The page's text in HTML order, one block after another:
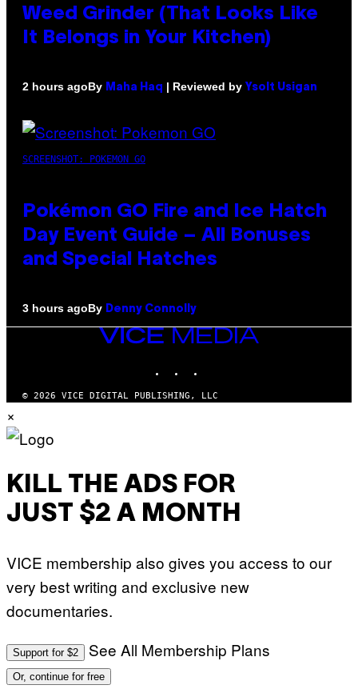
Weed Grinder (That Looks Like
It Belongs in Your Kitchen)
2 hours agoBy Maha Haq | Reviewed by Ysolt Usigan
SCREENSHOT: POKEMON GO
Pokémon GO Fire and Ice Hatch
Day Event Guide – All Bonuses
and Special Hatches
3 hours agoBy Denny Connolly
VICE
MEDIA
© 2026 VICE DIGITAL PUBLISHING, LLC
×
KILL THE ADS FOR
JUST $2 A MONTH
VICE membership also gives you access to our
very best writing and exclusive new
documentaries.
Support for $2 See All Membership Plans
Or, continue for free